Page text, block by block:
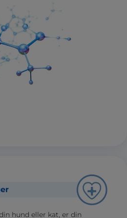
hund eller kat, er din